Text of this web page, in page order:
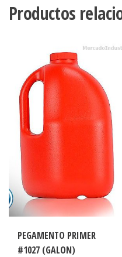
Productos
PEGAMENTO PRIMER
#1027 (GALON)